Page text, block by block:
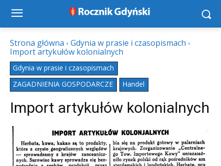
Strona główna
Gdynia w prasie i czasopismach
Import artykułów kolonialnych
Gdynia w prasie i czasopismach
ZAGADNIENIA GOSPODARCZE
Handel
Import artykułów kolonialnych